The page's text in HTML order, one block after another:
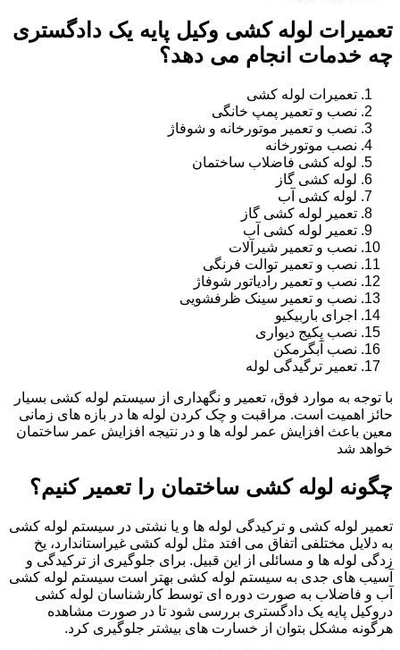
تعمیرات لوله کشی وکیل پایه یک دادگستری
چه خدمات انجام می دهد؟
تعمیرات لوله کشی
نصب و تعمیر پمپ خانگی
نصب و تعمیر موتورخانه و شوفاژ
نصب موتورخانه
لوله کشی فاضلاب ساختمان
لوله کشی گاز
لوله کشی آب
تعمیر لوله کشی گاز
تعمیر لوله کشی آب
نصب و تعمیر شیرآلات
نصب و تعمیر توالت فرنگی
نصب و تعمیر رادیاتور شوفاژ
نصب و تعمیر سینک ظرفشویی
اجرای باربیکیو
نصب پکیج دیواری
نصب آبگرمکن
تعمیر ترگیدگی لوله
با توجه به موارد فوق، تعمیر و نگهداری از سیستم لوله کشی بسیار
حائز اهمیت است. مراقبت و چک کردن لوله ها در بازه های زمانی
معین باعث افزایش عمر لوله ها و در نتیجه افزایش عمر ساختمان
خواهد شد
چگونه لوله کشی ساختمان را تعمیر کنیم؟
تعمیر لوله کشی و ترکیدگی لوله ها و یا نشتی در سیستم لوله کشی
به دلایل مختلفی اتفاق می افتد مثل لوله کشی غیراستاندارد، یخ
زدگی لوله ها و مسائلی از این قبیل. برای جلوگیری از ترکیدگی و
آسیب های جدی به سیستم لوله کشی بهتر است سیستم لوله کشی
آب و فاضلاب به صورت دوره ای توسط کارشناسان لوله کشی
دروکیل پایه یک دادگستری بررسی شود تا در صورت مشاهده
هرگونه مشکل بتوان از خسارت های بیشتر جلوگیری کرد.